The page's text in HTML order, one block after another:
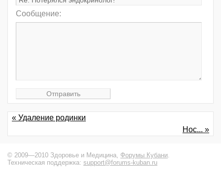
Сообщение:
« Удаление родинки
Нос... »
© 2009—2010 Здоровье и Медицина, Форумы Кубани.
Техническая поддержка: support@forums-kuban.ru